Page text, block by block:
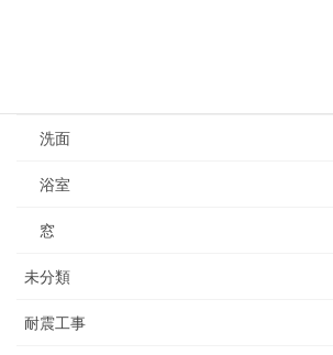
洗面
浴室
窓
未分類
耐震工事